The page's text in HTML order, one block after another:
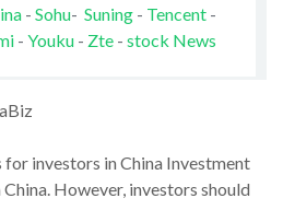
- Sohu- Suning- Tencent-
- Youku - Zte- stock News
for investors in China Investment
However, investors should